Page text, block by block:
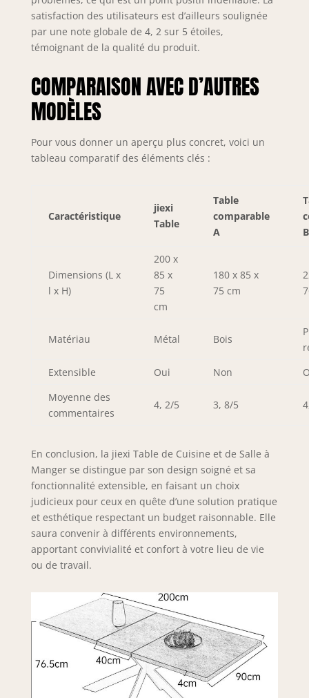
pour la maison, la
cuisine, le bistrot,
le café, le bar, etc.
Protégé et
inférieur des
chaises de cuisine
de patins anti-
rayures et anti-
silencieuse : la
patte inférieure
cuisine et de salle
à manger.
taille : table
(étendue : 170 x 85
130 x 85 x 76 cm). r
d'almohadillas
anti-bruit pour
produit est livré
avec des
instructions
d'installation
détaillées
(espagnol non
garanti), suivez-les
satisfaction des utilisateurs est d’ailleurs soulignée
par une note globale de 4, 2 sur 5 étoiles,
témoignant de la qualité du produit.
COMPARAISON AVEC D’AUTRES
MODÈLES
Pour vous donner un aperçu plus concret, voici un
tableau comparatif des éléments clés :
Caractéristique
jiexi
Table
Table
comparable
A
B
Dimensions (L x
l x H)
200 x
85 x
75
cm
180 x 85 x
75 cm
Matériau Métal Bois
Extensible
Oui Non
Moyenne des
commentaires
4, 2/5 3, 8/5
En conclusion, la jiexi Table de Cuisine et de Salle à
Manger se distingue par son design soigné et sa
fonctionnalité extensible, en faisant un choix
judicieux pour ceux en quête d’une solution pratique
et esthétique respectant un budget raisonnable. Elle
saura convenir à différents environnements,
apportant convivialité et confort à votre lieu de vie
ou de travail.